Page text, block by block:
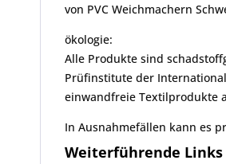
von PVC Weichmachern
ökologie:
Alle Produkte sind
Prüfinstitute der
einwandfreie Textilprodukte
In Ausnahmefällen kann es
Weiterführende